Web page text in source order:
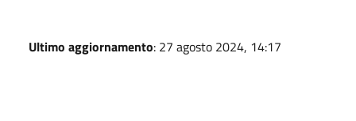
Ultimo aggiornamento: 27 agosto 2024, 14:17